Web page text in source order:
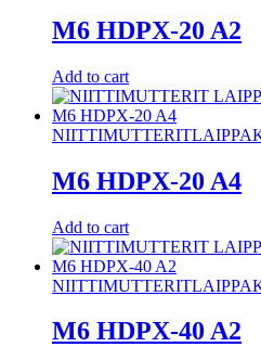
M6 HDPX-20 A2
Add to cart
NIITTIMUTTERIT
M6 HDPX-20 A4
Add to cart
NIITTIMUTTERIT
M6 HDPX-40 A2